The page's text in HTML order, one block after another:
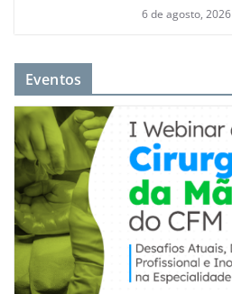
6 de agosto, 2026
Eventos